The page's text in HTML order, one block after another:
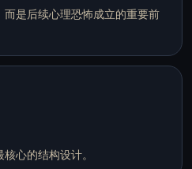
是后续心理恐怖成立的重要前
心的结构设计。